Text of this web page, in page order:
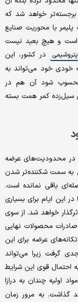
خواهد شد که
با محوریت صنایع
است و هیچ بعید نیست
پتروشیمی
در کشور، این
خودی خود می‌تواند به
محسوب شود آن هم در
سیل‌زده کمر همت بسته
در محدودیت‌های عرضه
به سمت شکننده‌تر شدن
باقی نمانده است.
این ایام برای بسیاری
خواهد شد. از سوی
محصولات نهایی
عرضه برای این
گرفت زیرا می‌تواند
احتمال قوی این شرایط
اولیه چندان به درازا
گذاشت. به مرور زمان